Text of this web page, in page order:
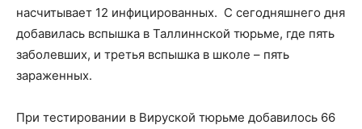
насчитывает 12 инфицированных. С сегодняшнего дня
добавилась вспышка в Таллиннской тюрьме, где пять
заболевших, и третья вспышка в школе – пять
зараженных.
При тестировании в Вируской тюрьме добавилось 66